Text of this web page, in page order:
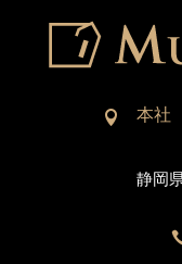
 本社
静岡